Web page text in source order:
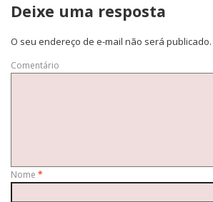
Deixe uma resposta
O seu endereço de e-mail não será publicado.
Comentário
Nome *